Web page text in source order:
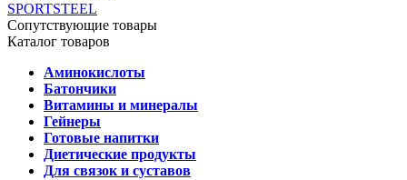
SPORTSTEEL
Сопутствующие товары
Каталог товаров
Аминокислоты
Батончики
Витамины и минералы
Гейнеры
Готовые напитки
Диетические продукты
Для связок и суставов